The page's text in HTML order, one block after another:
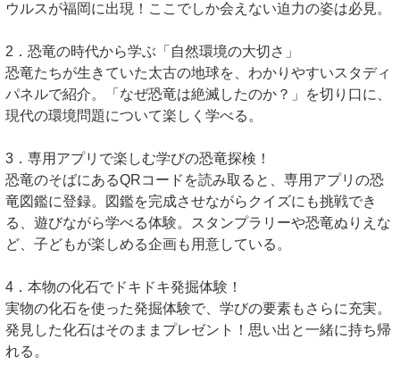
ウルスが福岡に出現！ここでしか会えない迫力の姿は必見。
2．恐竜の時代から学ぶ「自然環境の大切さ」
恐竜たちが生きていた太古の地球を、わかりやすいスタディ
パネルで紹介。「なぜ恐竜は絶滅したのか？」を切り口に、
現代の環境問題について楽しく学べる。
3．専用アプリで楽しむ学びの恐竜探検！
恐竜のそばにあるQRコードを読み取ると、専用アプリの恐
竜図鑑に登録。図鑑を完成させながらクイズにも挑戦でき
る、遊びながら学べる体験。スタンプラリーや恐竜ぬりえな
ど、子どもが楽しめる企画も用意している。
4．本物の化石でドキドキ発掘体験！
実物の化石を使った発掘体験で、学びの要素もさらに充実。
発見した化石はそのままプレゼント！思い出と一緒に持ち帰
れる。